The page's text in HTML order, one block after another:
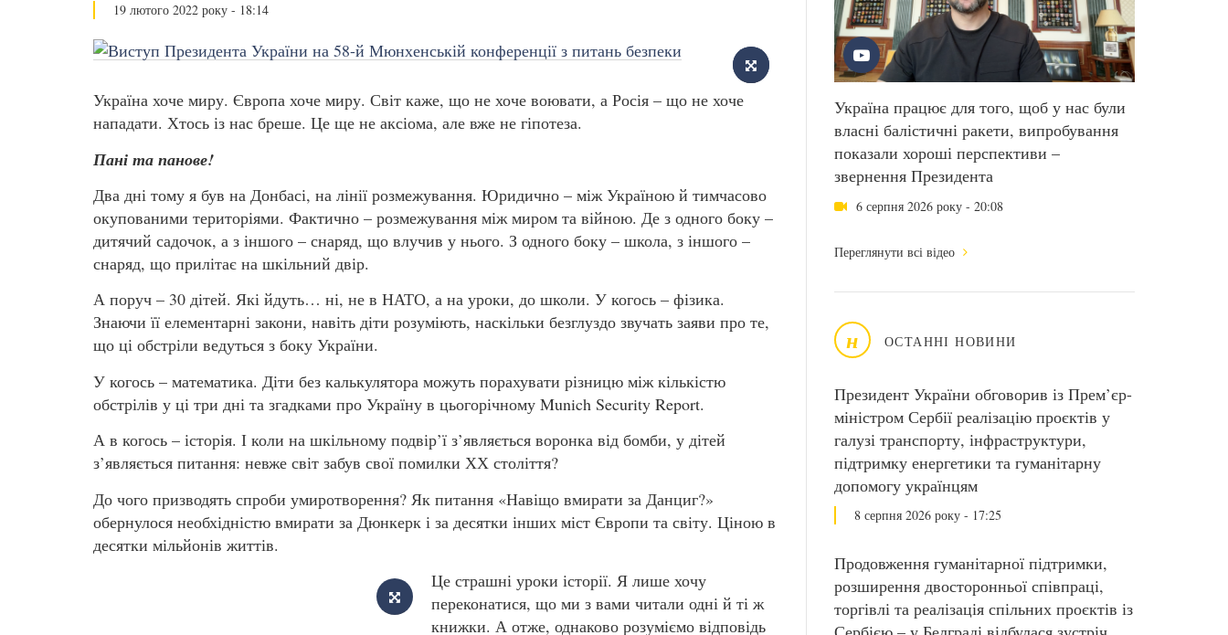
Україна працює для того, щоб у нас були
власні балістичні ракети, випробування
показали хороші перспективи –
звернення Президента
6 серпня 2026 року - 20:08
Переглянути всі відео
н ОСТАННІ НОВИНИ
Президент України обговорив із Прем’єр-
міністром Сербії реалізацію проєктів у
галузі транспорту, інфраструктури,
підтримку енергетики та гуманітарну
допомогу українцям
8 серпня 2026 року - 17:25
Продовження гуманітарної підтримки,
розширення двосторонньої співпраці,
торгівлі та реалізація спільних проєктів із
19 лютого 2022 року - 18:14
Україна хоче миру. Європа хоче миру. Світ каже, що не хоче воювати, а Росія – що не хоче
нападати. Хтось із нас бреше. Це ще не аксіома, але вже не гіпотеза.
Пані та панове!
Два дні тому я був на Донбасі, на лінії розмежування. Юридично – між Україною й тимчасово
окупованими територіями. Фактично – розмежування між миром та війною. Де з одного боку –
дитячий садочок, а з іншого – снаряд, що влучив у нього. З одного боку – школа, з іншого –
снаряд, що прилітає на шкільний двір.
А поруч – 30 дітей. Які йдуть… ні, не в НАТО, а на уроки, до школи. У когось – фізика.
Знаючи її елементарні закони, навіть діти розуміють, наскільки безглуздо звучать заяви про те,
що ці обстріли ведуться з боку України.
У когось – математика. Діти без калькулятора можуть порахувати різницю між кількістю
обстрілів у ці три дні та згадками про Україну в цьогорічному Munich Security Report.
А в когось – історія. І коли на шкільному подвір’ї з’являється воронка від бомби, у дітей
з’являється питання: невже світ забув свої помилки ХХ століття?
До чого призводять спроби умиротворення? Як питання «Навіщо вмирати за Данциг?»
обернулося необхідністю вмирати за Дюнкерк і за десятки інших міст Європи та світу. Ціною в
десятки мільйонів життів.
Це страшні уроки історії. Я лише хочу
переконатися, що ми з вами читали одні й ті ж
книжки. А отже, однаково розуміємо відповідь